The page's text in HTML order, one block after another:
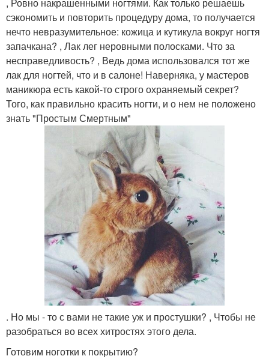
сэкономить и повторить процедуру дома, то получается
нечто невразумительное: кожица и кутикула вокруг ногтя
запачкана? , Лак лег неровными полосками. Что за
несправедливость? , Ведь дома использовался тот же
лак для ногтей, что и в салоне! Наверняка, у мастеров
маникюра есть какой-то строго охраняемый секрет?
Того, как правильно красить ногти, и о нем не положено
знать "Простым Смертным"
. Но мы - то с вами не такие уж и простушки? , Чтобы не
разобраться во всех хитростях этого дела.
Готовим ноготки к покрытию?